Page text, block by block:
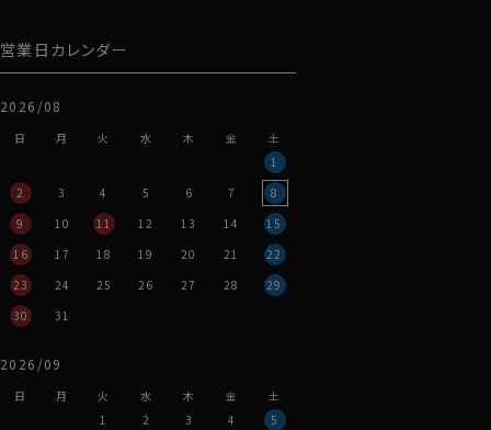
くださいませ。
S-37～LL-43・3L-45･4L-47cm / トールM-88・L-90・
LL-90cm・全１２サイズにてご用意。(サイズ表C)
▲欠品サイズは再入荷の予定があります。
入荷日未定。
00131
営業日カレンダー
2026/08
日 月 火 水 木 金
土
1
2
3 4 5 6 7
8
9
10 11 12 13 14
15
16
17 18 19 20 21
22
23
24 25 26 27 28
29
30
31
2026/09
日 月 火 水 木 金
土
1
2 3 4 5